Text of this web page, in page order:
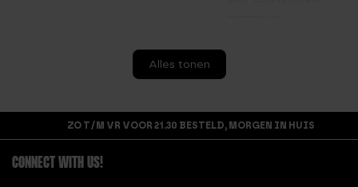
TURNEN: DE ULTIEME
Alles tonen
ZO T/M VR VOOR 21.30 BESTELD, MORGEN IN HUIS
CONNECT WITH US!